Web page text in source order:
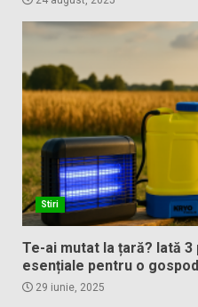
Stiri
Te-ai mutat la țară? Iată
esențiale pentru o
29 iunie, 2025